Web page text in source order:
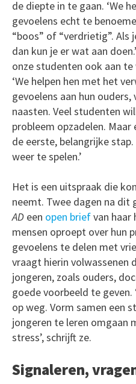
de diepte in te gaan. ‘We
gevoelens echt te
“boos” of “verdrietig”. Als
dan kun je er wat aan
onze studenten ook aan te
‘We helpen hen met het
gevoelens aan hun ouders,
naasten. Veel studenten
probleem opzadelen.
de eerste, belangrijke
weer te spelen.’
Het is een uitspraak die
neemt. Twee dagen na dit
AD een open briefvan haar
mensen oproept over hun
gevoelens te delen met
vraagt hierin volwassenen
jongeren, zoals ouders,
goede voorbeeld te geven.
op weg. Vorm samen een
jongeren te leren omgaan
stress’, schrijft ze.
Signaleren,